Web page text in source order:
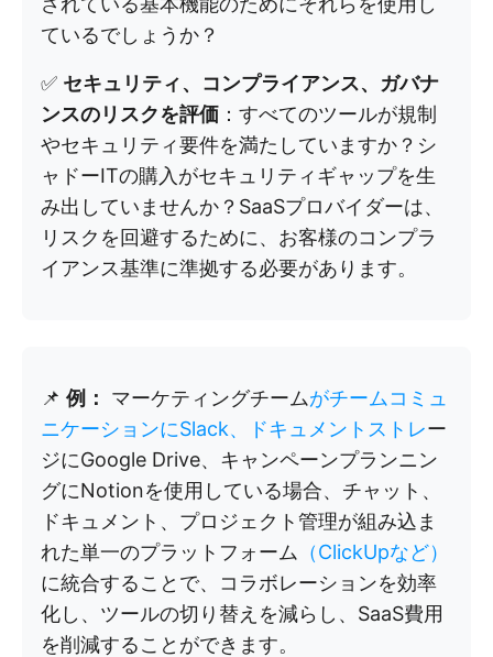
ているでしょうか？
✅ セキュリティ、コンプライアンス、ガバナ
ンスのリスクを評価 ：すべてのツールが規制
やセキュリティ要件を満たしていますか？シ
ャドーITの購入がセキュリティギャップを生
み出していませんか？SaaSプロバイダーは、
リスクを回避するために、お客様のコンプラ
イアンス基準に準拠する必要があります。
📌 例： マーケティングチームがチームコミュ
ニケーションにSlack、ドキュメントストレー
ジにGoogle Drive、キャンペーンプランニン
グにNotionを使用している場合、チャット、
ドキュメント、プロジェクト管理が組み込ま
れた単一のプラットフォーム （ClickUpなど）
に統合することで、コラボレーションを効率
化し、ツールの切り替えを減らし、SaaS費用
を削減することができます。